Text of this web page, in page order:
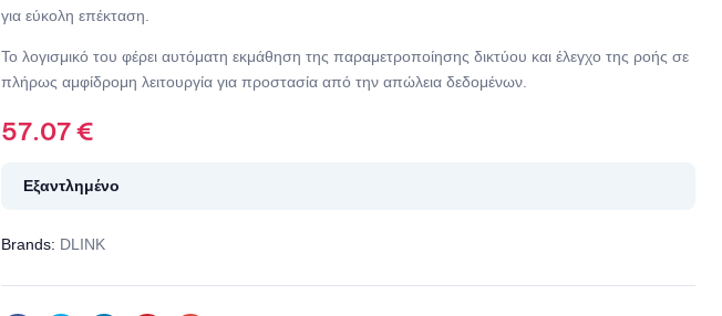
για εύκολη επέκταση.
Το λογισμικό του φέρει αυτόματη εκμάθηση της παραμετροποίησης δικτύου και έλεγχο της ροής σε
πλήρως αμφίδρομη λειτουργία για προστασία από την απώλεια δεδομένων.
57.07€
Εξαντλημένο
Brands: DLINK